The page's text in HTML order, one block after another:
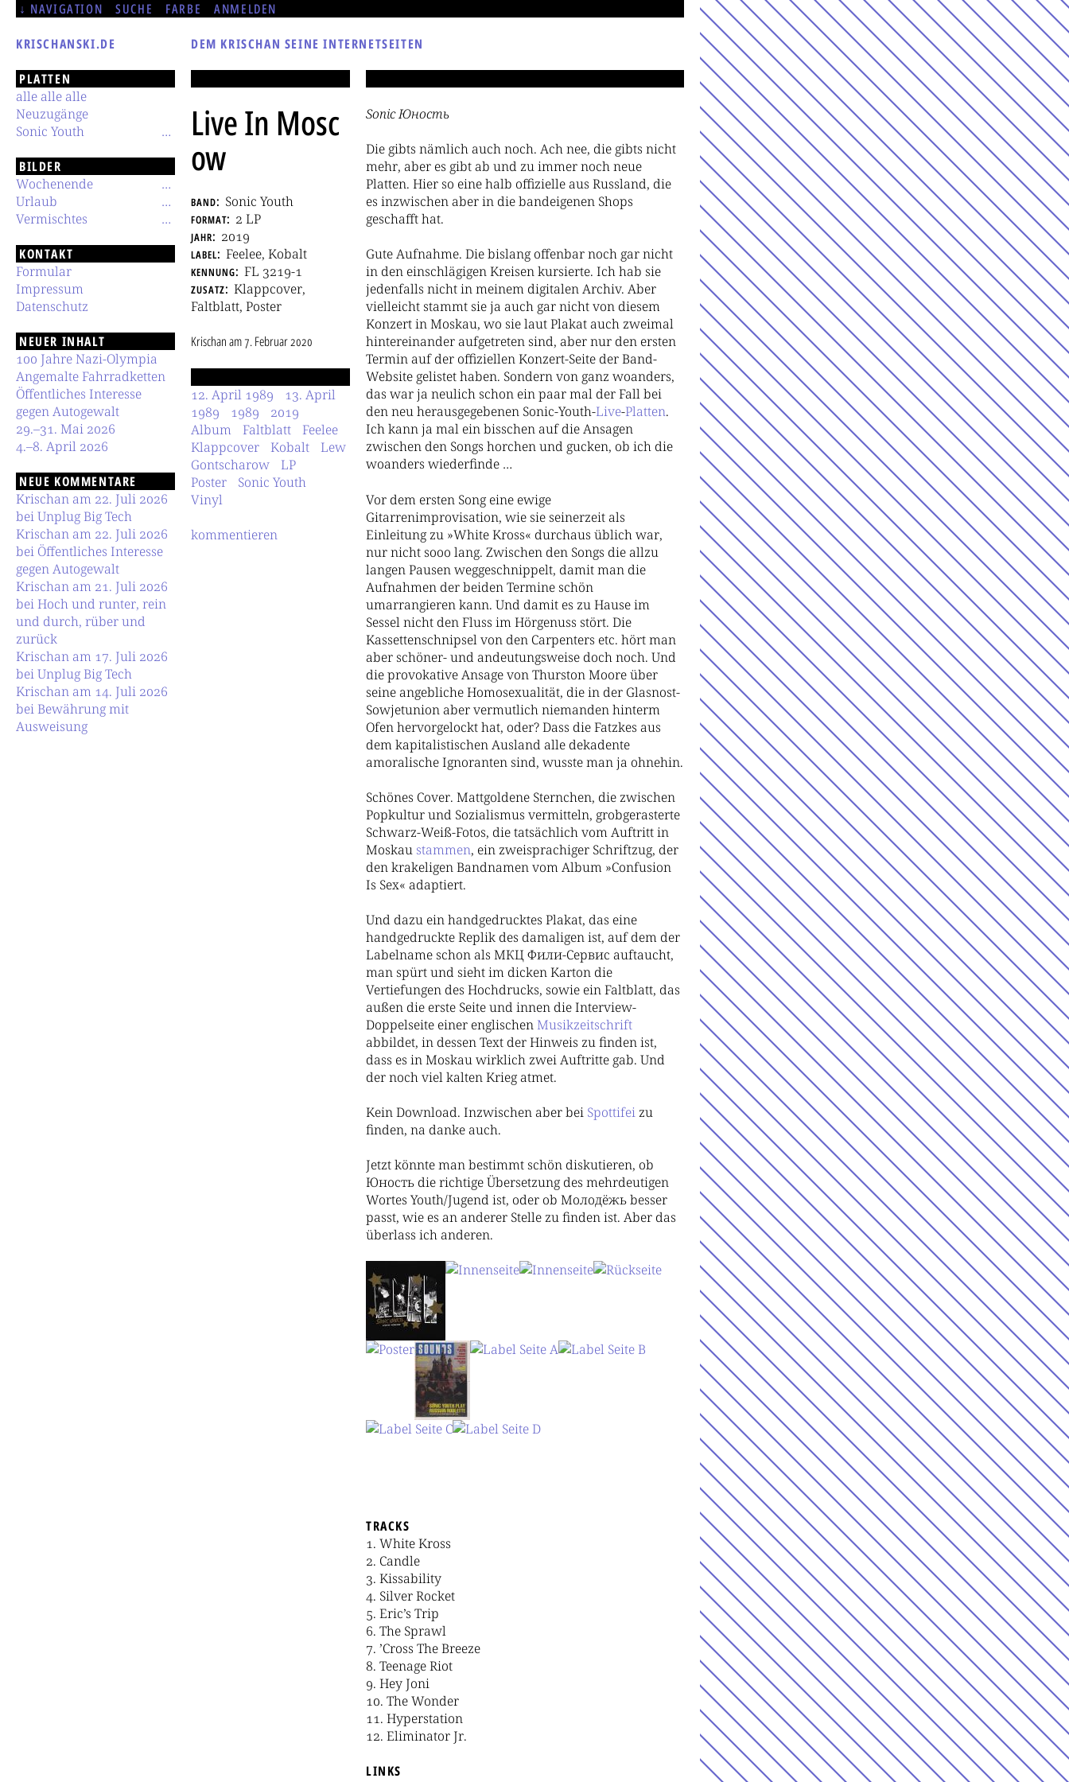
NAVIGATION SUCHE FARBE ANMELDEN
KRISCHANSKI.DE DEM KRISCHAN SEINE INTERNETSEITEN
Live In Mosc
ow
band Sonic Youth
format 2 LP
jahr 2019
label Feelee, Kobalt
kennung FL 3219-1
zusatz Klappcover,
Faltblatt, Poster
Krischanam7. Februar 2020
SonicЮность
Die gibts nämlich auch noch. Ach nee, die gibts nicht
mehr, aber es gibt ab und zu immer noch neue
Platten. Hier so eine halb offizielle aus Russland, die
es inzwischen aber in die bandeigenen Shops
geschafft hat.
Gute Aufnahme. Die bislang offenbar noch gar nicht
in den einschlägigen Kreisen kursierte. Ich hab sie
jedenfalls nicht in meinem digitalen Archiv. Aber
vielleicht stammt sie ja auch gar nicht von diesem
Konzert in Moskau, wo sie laut Plakat auch zweimal
hintereinander aufgetreten sind, aber nur den ersten
Termin auf der offiziellen Konzert-Seite der Band-
Website gelistet haben. Sondern von ganz woanders,
das war ja neulich schon ein paar mal der Fall bei
den neu herausgegebenen Sonic-Youth-Live-Platten.
Ich kann ja mal ein bisschen auf die Ansagen
zwischen den Songs horchen und gucken, ob ich die
woanders wiederfinde …
Vor dem ersten Song eine ewige
Gitarrenimprovisation, wie sie seinerzeit als
Einleitung zu »White Kross« durchaus üblich war,
nur nicht sooo lang. Zwischen den Songs die allzu
langen Pausen weggeschnippelt, damit man die
Aufnahmen der beiden Termine schön
umarrangieren kann. Und damit es zu Hause im
Sessel nicht den Fluss im Hörgenuss stört. Die
Kassettenschnipsel von den Carpenters etc. hört man
aber schöner- und andeutungsweise doch noch. Und
die provokative Ansage von Thurston Moore über
seine angebliche Homosexualität, die in der Glasnost-
Sowjetunion aber vermutlich niemanden hinterm
Ofen hervorgelockt hat, oder? Dass die Fatzkes aus
dem kapitalistischen Ausland alle dekadente
amoralische Ignoranten sind, wusste man ja ohnehin.
Schönes Cover. Mattgoldene Sternchen, die zwischen
Popkultur und Sozialismus vermitteln, grobgerasterte
Schwarz-Weiß-Fotos, die tatsächlich vom Auftritt in
Moskau stammen, ein zweisprachiger Schriftzug, der
den krakeligen Bandnamen vom Album »Confusion
Is Sex« adaptiert.
Und dazu ein handgedrucktes Plakat, das eine
handgedruckte Replik des damaligen ist, auf dem der
Labelname schon als МКЦ Фили-Сервис auftaucht,
man spürt und sieht im dicken Karton die
Vertiefungen des Hochdrucks, sowie ein Faltblatt, das
außen die erste Seite und innen die Interview-
Doppelseite einer englischenMusikzeitschrift
abbildet, in dessen Text der Hinweis zu finden ist,
dass es in Moskau wirklich zwei Auftritte gab. Und
der noch viel kalten Krieg atmet.
Kein Download. Inzwischen aber bei Spottifei zu
finden, na danke auch.
Jetzt könnte man bestimmt schön diskutieren, ob
Юность die richtige Übersetzung des mehrdeutigen
Wortes Youth/Jugend ist, oder ob Молодёжь besser
passt, wie es an anderer Stelle zu finden ist. Aber das
überlass ich anderen.
TRACKS
White Kross
Candle
Kissability
Silver Rocket
Eric’s Trip
The Sprawl
’Cross The Breeze
Teenage Riot
Hey Joni
The Wonder
Hyperstation
Eliminator Jr.
LINKS
12. April 1989
13. April
1989
1989
2019
Album
Faltblatt
Feelee
Klappcover
Kobalt
Lew
Gontscharow
LP
Poster
Sonic Youth
Vinyl
kommentieren
PLATTEN
alle alle alle
Neuzugänge
Sonic Youth
BILDER
Wochenende
Urlaub
Vermischtes
KONTAKT
Formular
Impressum
Datenschutz
NEUER INHALT
100 Jahre Nazi-Olympia
Angemalte Fahrradketten
Öffentliches Interesse
gegen Autogewalt
29.–31. Mai 2026
4.–8. April 2026
NEUE KOMMENTARE
Krischan am 22. Juli 2026
bei Unplug Big Tech
Krischan am 22. Juli 2026
bei Öffentliches Interesse
gegen Autogewalt
Krischan am 21. Juli 2026
bei Hoch und runter, rein
und durch, rüber und
zurück
Krischan am 17. Juli 2026
bei Unplug Big Tech
Krischan am 14. Juli 2026
bei Bewährung mit
Ausweisung